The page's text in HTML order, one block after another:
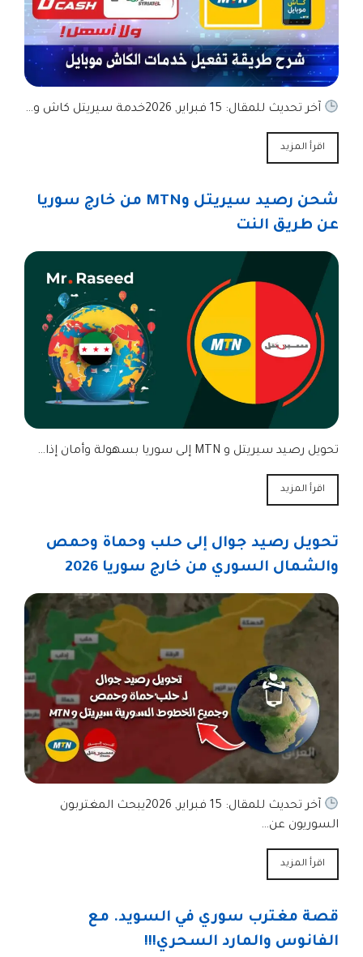
آخر تحديث للمقال: 15 فبراير, 2026خدمة سيريتل كاش و…
اقرأ المزيد
شحن رصيد سيريتل وMTN من خارج سوريا
عن طريق النت
تحويل رصيد سيريتل و MTN إلى سوريا بسهولة وأمان إذا…
اقرأ المزيد
تحويل رصيد جوال إلى حلب وحماة وحمص
والشمال السوري من خارج سوريا 2026
آخر تحديث للمقال: 15 فبراير, 2026يبحث المغتربون
السوريون عن…
اقرأ المزيد
قصة مغترب سوري في السويد. مع
الفانوس والمارد السحري!!!